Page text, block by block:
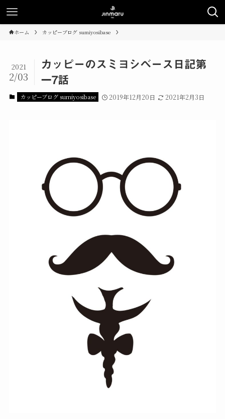
ホーム カッピーブログ sumiyosibase
カッピーのスミヨシベース日記第
一7話
2021
2/03
カッピーブログ sumiyosibase 2019年12月20日 2021年2月3日